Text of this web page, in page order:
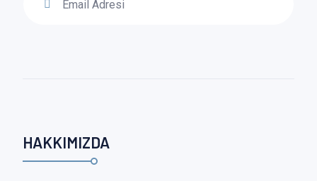
HAKKIMIZDA